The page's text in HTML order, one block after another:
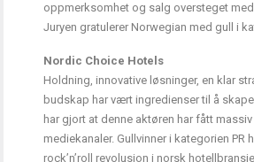
oppmerksomhet og salg oversteget
Juryen gratulerer Norwegian med gull i
Nordic Choice Hotels
Holdning, innovative løsninger, en klar
budskap har vært ingredienser til å
har gjort at denne aktøren har fått
mediekanaler. Gullvinner i kategorien PR
rock’n’roll revolusjon i norsk